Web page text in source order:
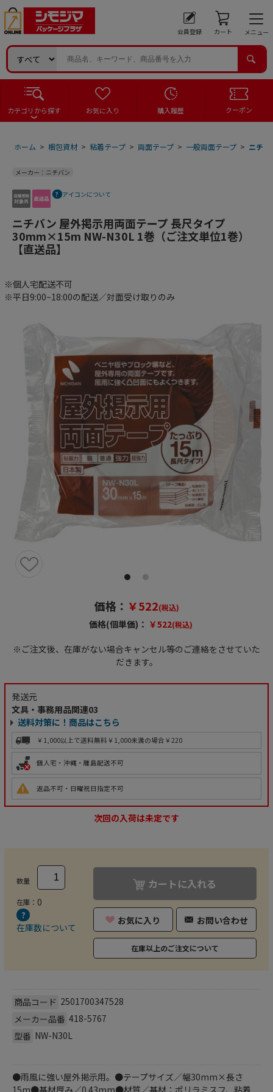
会員登録 カート メニュー
カテゴリから探す お気に入り 購入履歴 クーポン
ホーム > 梱包資材 > 粘着テープ > 両面テープ > 一般両面テープ > ニチ
メーカー：ニチバン
アイコンについて
ニチバン 屋外掲示用両面テープ 長尺タイプ
30mm×15m NW-N30L 1巻（ご注文単位1巻）
【直送品】
※個人宅配送不可
※平日9:00~18:00の配送／対面受け取りのみ
価格： ￥522(税込)
価格(個単価)： ￥522(税込)
※ご注文後、在庫がない場合キャンセル等のご連絡をさせていた
だきます。
発送元
文具・事務用品関連03
送料対策に！商品はこちら
￥1,000以上で送料無料 ￥1,000未満の場合￥220
個人宅・沖縄・離島配送不可
返品不可・日曜祝日指定不可
次回の入荷は未定です
数量
在庫： 0
在庫数について
カートに入れる
お気に入り お問い合わせ
在庫以上のご注文について
商品コード 2501700347528
メーカー品番 418-5767
型番 NW-N30L
●雨風に強い屋外掲示用。●テープサイズ／幅30mm×長さ